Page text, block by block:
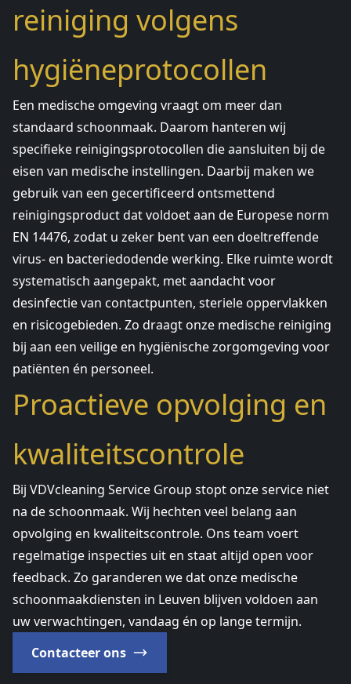
reiniging volgens
hygiëneprotocollen
Een medische omgeving vraagt om meer dan
standaard schoonmaak. Daarom hanteren wij
specifieke reinigingsprotocollen die aansluiten bij de
eisen van medische instellingen. Daarbij maken we
gebruik van een gecertificeerd ontsmettend
reinigingsproduct dat voldoet aan de Europese norm
EN 14476, zodat u zeker bent van een doeltreffende
virus- en bacteriedodende werking. Elke ruimte wordt
systematisch aangepakt, met aandacht voor
desinfectie van contactpunten, steriele oppervlakken
en risicogebieden. Zo draagt onze medische reiniging
bij aan een veilige en hygiënische zorgomgeving voor
patiënten én personeel.
Proactieve opvolging en
kwaliteitscontrole
Bij VDVcleaning Service Group stopt onze service niet
na de schoonmaak. Wij hechten veel belang aan
opvolging en kwaliteitscontrole. Ons team voert
regelmatige inspecties uit en staat altijd open voor
feedback. Zo garanderen we dat onze medische
schoonmaakdiensten in Leuven blijven voldoen aan
uw verwachtingen, vandaag én op lange termijn.
Contacteer ons